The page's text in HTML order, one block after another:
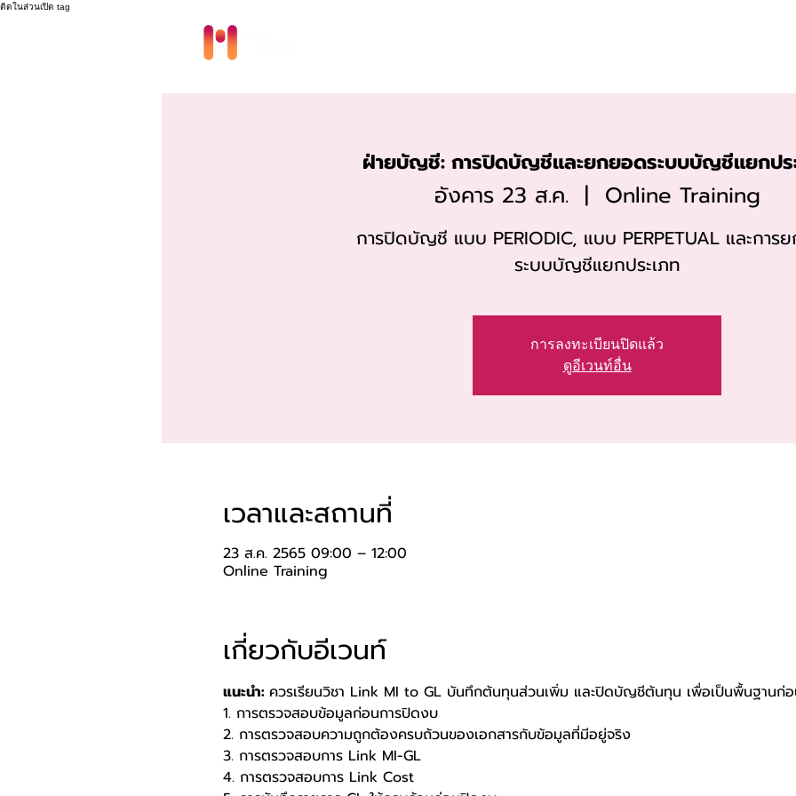
ติดในส่วนเปิด tag
ฝ่ายบัญชี: การปิดบัญชีและยกยอดระบบบัญชีแยกปร
อังคาร 23 ส.ค.
  |
Online Training
การปิดบัญชี แบบ PERIODIC, แบบ PERPETUAL และการ
ระบบบัญชีแยกประเภท
การลงทะเบียนปิดแล้ว
ดูอีเวนท์อื่น
เวลาและสถานที่
23 ส.ค. 2565 09:00 – 12:00
Online Training
เกี่ยวกับอีเวนท์
แนะนำ: ควรเรียนวิชา Link MI to GL บันทึกต้นทุนส่วนเพิ่ม และปิดบัญชีต้นทุน เพื่อเป็นพื้นฐานก่อ
1. การตรวจสอบข้อมูลก่อนการปิดงบ
2. การตรวจสอบความถูกต้องครบถ้วนของเอกสารกับข้อมูลที่มีอยู่จริง
3. การตรวจสอบการ Link MI-GL
4. การตรวจสอบการ Link Cost